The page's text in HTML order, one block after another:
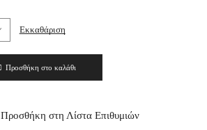
Εκκαθάριση
Προσθήκη στο καλάθι
Προσθήκη στη Λίστα Επιθυμιών